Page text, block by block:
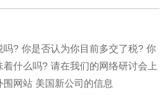
? 你是否认为你目前多交了税? 你
什么吗? 请在我们的网络研讨会上
网站 美国新公司的信息